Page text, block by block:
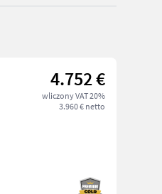
4.752 €
wliczony VAT 20%
3.960 € netto